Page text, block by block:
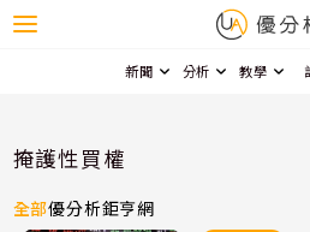
新聞 分析 教學
掩護性買權
全部優分析鉅亨網